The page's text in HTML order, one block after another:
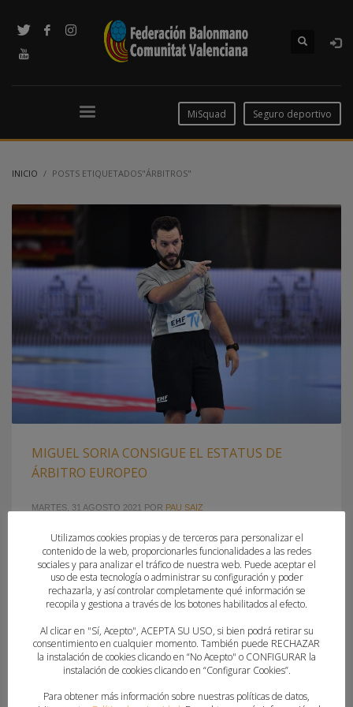
MiSquad Seguro deportivo
INICIO POSTS ETIQUETADOS"ÁRBITROS"
MIGUEL SORIA CONSIGUE EL ESTATUS DE
ÁRBITRO EUROPEO
MARTES, 31 AGOSTO 2021 POR PAU SAIZ
TRAS CUATRO TEMPORADAS COMO CANDIDATO, CONSIGUE
EL ASCENSO JUNTO A SU PAREJA ARBITRAL DAVID MONJO
La European Handball Federation ha comunicado a la Real
Federación Española de Balonmano su decisión de otorgar
de “Árbitros Continentales”. Ambos son pareja arbitral en
la Liga Sacyr Asobal, la máxima categoría del balonmano
masculino español, contando con una dilatada experiencia.
Utilizamos cookies propias y de terceros para personalizar el
contenido de la web, proporcionarles funcionalidades a las redes
sociales y para analizar el tráfico de nuestra web. Puede aceptar el
uso de esta tecnología o administrar su configuración y poder
rechazarla, y así controlar completamente qué información se
recopila y gestiona a través de los botones habilitados al efecto.
Al clicar en "Sí, Acepto", ACEPTA SU USO, si bien podrá retirar su
consentimiento en cualquier momento. También puede RECHAZAR
la instalación de cookies clicando en “No Acepto" o CONFIGURAR la
instalación de cookies clicando en “Configurar Cookies”.
Para obtener más información sobre nuestras políticas de datos,